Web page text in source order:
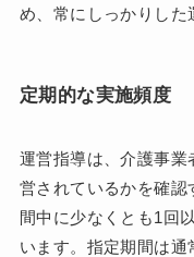
め、常にしっかりした
定期的な実施頻度
運営指導は、介護事業
営されているかを確認
間中に少なくとも1回
います。指定期間は